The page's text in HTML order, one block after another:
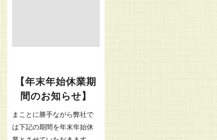
【年末年始休業期
間のお知らせ】
まことに勝手ながら弊社で
は下記の期間を年末年始休